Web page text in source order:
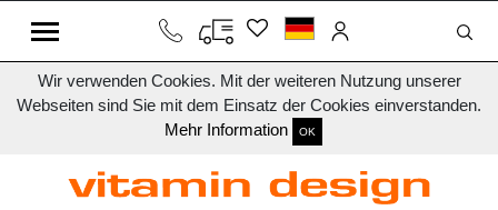
Wir verwenden Cookies. Mit der weiteren Nutzung unserer
Webseiten sind Sie mit dem Einsatz der Cookies einverstanden.
Mehr Information
OK